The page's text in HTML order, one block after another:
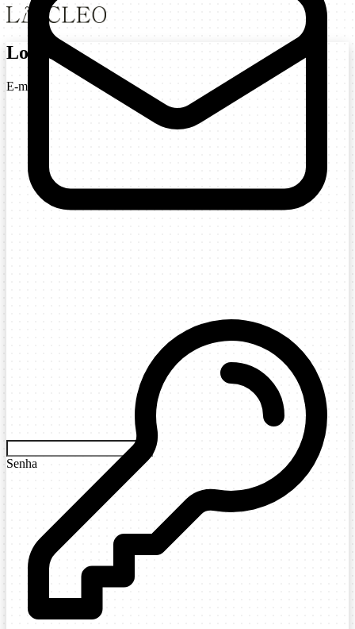
Login
E-mail
Senha